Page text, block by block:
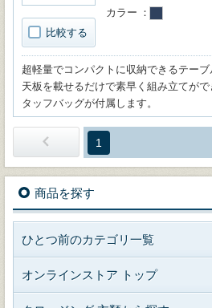
比較する
カラー
超軽量でコンパクトに収納できるテーブ
天板を載せるだけで素早く組み立てが
タッフバッグが付属します。
1
商品を探す
ひとつ前のカテゴリ一覧
オンラインストア トップ